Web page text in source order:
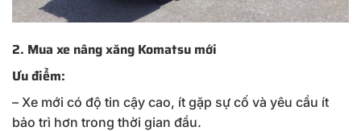
2. Mua xe nâng xăng Komatsu mới
Ưu điểm:
– Xe mới có độ tin cậy cao, ít gặp sự cố và yêu cầu ít
bảo trì hơn trong thời gian đầu.